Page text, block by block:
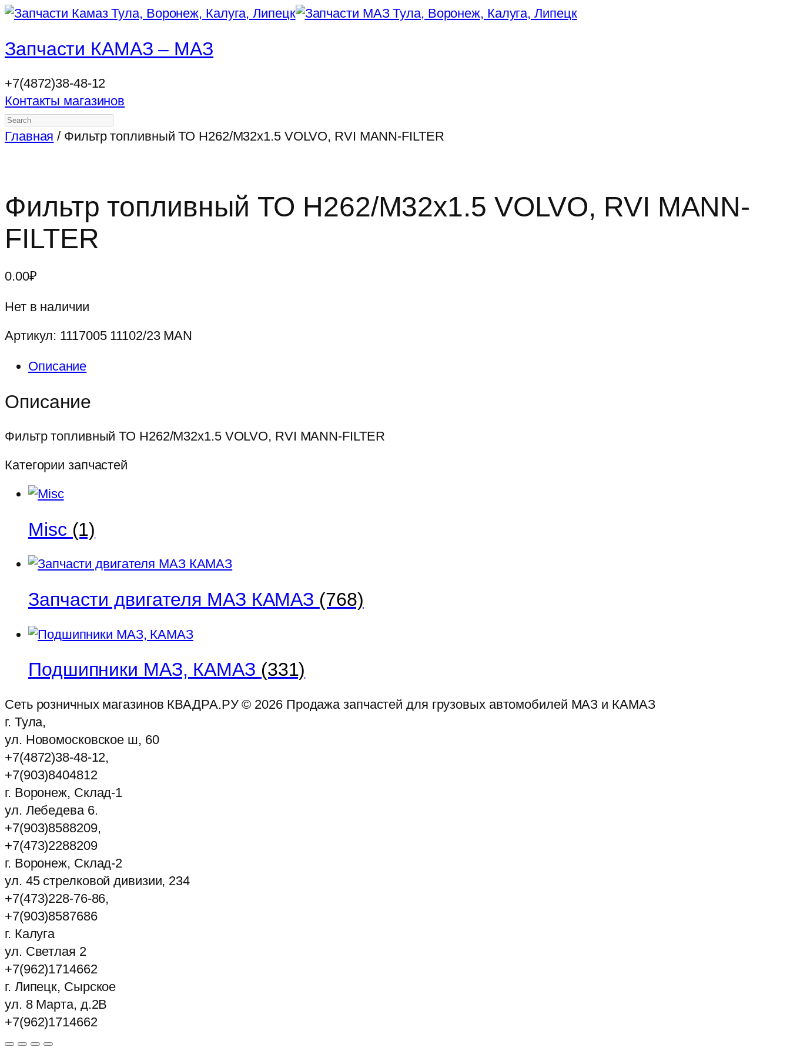
Запчасти КАМАЗ – МАЗ
+7(4872)38-48-12
Контакты магазинов
Search
Главная / Фильтр топливный ТО H262/M32x1.5 VOLVO, RVI MANN-FILTER
Фильтр топливный ТО H262/M32x1.5 VOLVO, RVI MANN-
FILTER
0.00₽
Нет в наличии
Артикул: 1117005 11102/23 MAN
Описание
Описание
Фильтр топливный ТО H262/M32x1.5 VOLVO, RVI MANN-FILTER
Категории запчастей
Misc (1)
Запчасти двигателя МАЗ КАМАЗ (768)
Подшипники МАЗ, КАМАЗ (331)
Сеть розничных магазинов КВАДРА.РУ © 2026Продажа запчастей для грузовых автомобилей МАЗ и КАМАЗ
г. Тула,
ул. Новомосковское ш, 60
+7(4872)38-48-12,
+7(903)8404812
г. Воронеж, Склад-1
ул. Лебедева 6.
+7(903)8588209,
+7(473)2288209
г. Воронеж, Склад-2
ул. 45 стрелковой дивизии, 234
+7(473)228-76-86,
+7(903)8587686
г. Калуга
ул. Светлая 2
+7(962)1714662
г. Липецк, Сырское
ул. 8 Марта, д.2В
+7(962)1714662